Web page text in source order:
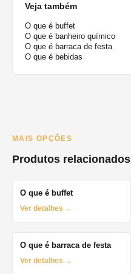
Veja também
O que é buffet
O que é banheiro químico
O que é barraca de festa
O que é bebidas
MAIS OPÇÕES
Produtos relacionados
O que é buffet
Ver detalhes →
O que é barraca de festa
Ver detalhes →